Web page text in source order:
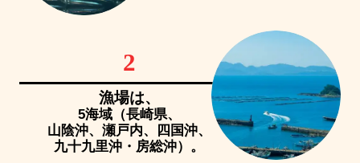
2
漁場は、
5海域（長崎県、
山陰沖、瀬戸内、四国沖、
九十九里沖・房総沖）。